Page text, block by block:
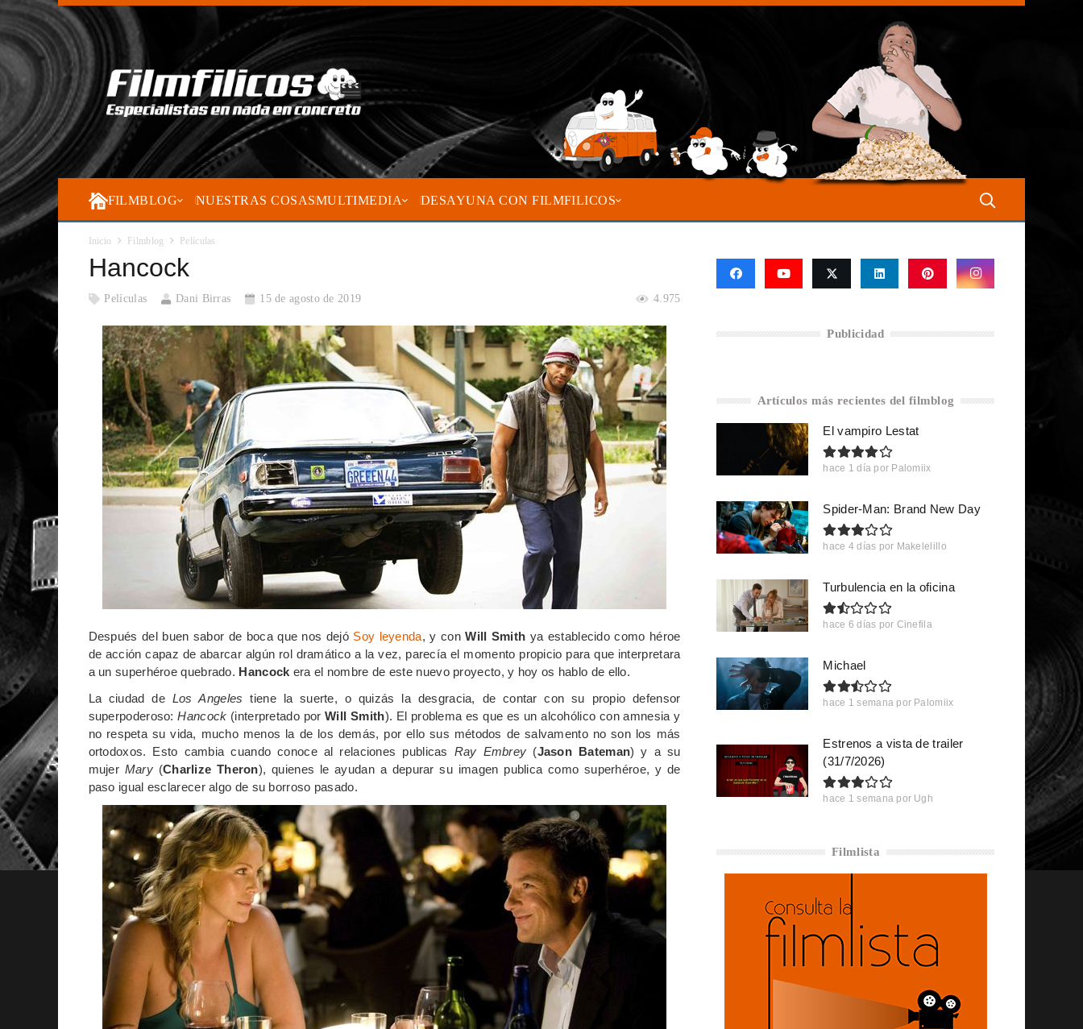
FILMBLOG NUESTRAS COSASMULTIMEDIA DESAYUNA CON FILMFILICOS
Inicio Filmblog Películas
Hancock
Películas Dani Birras 15 de agosto de 2019 4.975
Después del buen sabor de boca que nos dejó Soy leyenda, y conWill Smith ya establecido como héroe
de acción capaz de abarcar algún rol dramático a la vez, parecía el momento propicio para que interpretara
a un superhéroe quebrado. Hancock era el nombre de este nuevo proyecto, y hoy os hablo de ello.
La ciudad de Los Angeles tiene la suerte, o quizás la desgracia, de contar con su propio defensor
superpoderoso:Hancock (interpretado porWill Smith). El problema es que es un alcohólico con amnesia y
no respeta su vida, mucho menos la de los demás, por ello sus métodos de salvamento no son los más
ortodoxos. Esto cambia cuando conoce al relaciones publicas Ray Embrey (Jason Bateman) y a su
mujer Mary(Charlize Theron), quienes le ayudan a depurar su imagen publica como superhéroe, y de
paso igual esclarecer algo de su borroso pasado.
Publicidad
Artículos más recientes del filmblog
El vampiro Lestat
hace 1 día por Palomiix
Spider-Man: Brand New Day
hace 4 días por Makelelillo
Turbulencia en la oficina
hace 6 días por Cinefila
Michael
hace 1 semana por Palomiix
Estrenos a vista de trailer
(31/7/2026)
hace 1 semana por Ugh
Filmlista